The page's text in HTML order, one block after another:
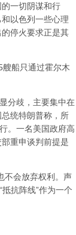
一切阴谋和行
以色列一些心理
停火要求正是其
船只通过霍尔木
分歧，主要集中在
统特朗普称，所
。一名美国政府高
重申谈判前提是
会放弃权利。声
抗阵线”作为一个